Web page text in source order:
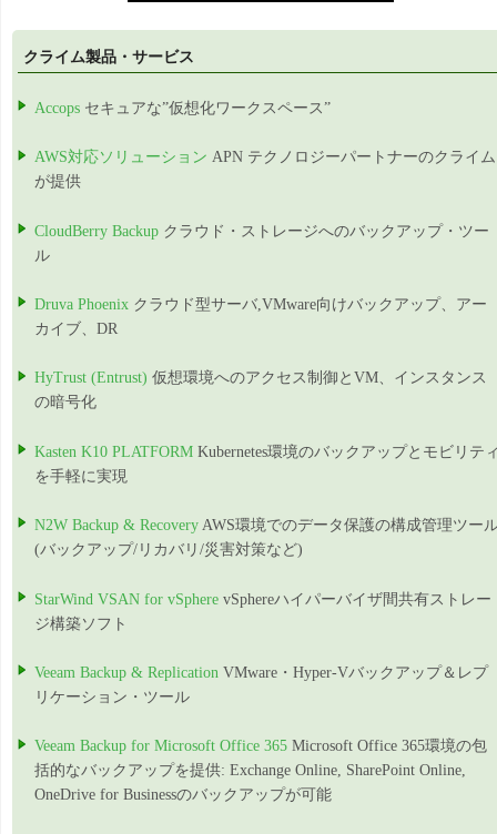
クライム製品・サービス
Accops セキュアな”仮想化ワークスペース”
AWS対応ソリューション APN テクノロジーパートナーのクライム
が提供
CloudBerry Backup クラウド・ストレージへのバックアップ・ツー
ル
Druva Phoenix クラウド型サーバ,VMware向けバックアップ、アー
カイブ、DR
HyTrust (Entrust) 仮想環境へのアクセス制御とVM、インスタンス
の暗号化
Kasten K10 PLATFORM Kubernetes環境のバックアップとモビリテ
を手軽に実現
N2W Backup & Recovery AWS環境でのデータ保護の構成管理ツー
(バックアップ/リカバリ/災害対策など)
StarWind VSAN for vSphere vSphereハイパーバイザ間共有ストレー
ジ構築ソフト
Veeam Backup & Replication VMware・Hyper-Vバックアップ＆レプ
リケーション・ツール
Veeam Backup for Microsoft Office 365 Microsoft Office 365環境の包
括的なバックアップを提供: Exchange Online, SharePoint Online,
OneDrive for Businessのバックアップが可能